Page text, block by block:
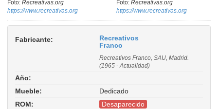
Foto: Recreativas.org
https://www.recreativas.org
Foto: Recreativas.org
https://www.recreativas.org
Fabricante:
Recreativos
Franco
Recreativos Franco, SAU, Madrid.
(1965 - Actualidad)
Año:
Mueble:
Dedicado
ROM:
Desaparecido